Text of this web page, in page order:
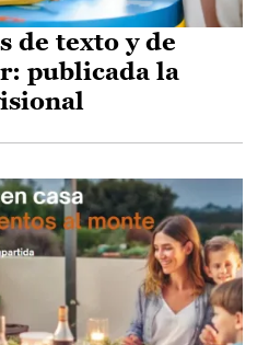
de texto y de
publicada la